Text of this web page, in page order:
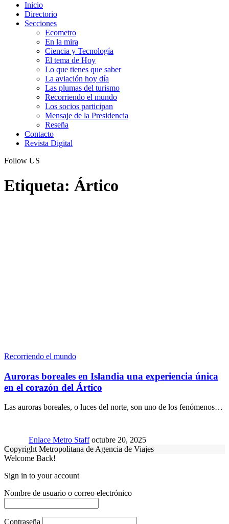
Inicio
Directorio
Secciones
Ecometro
En la mira
Ciencia y Tecnología
El tema de Hoy
Lo que tienes que saber
La aviación hoy día
Las plumas del turismo
Recorriendo el mundo
Los socios participan
Mensaje de la Presidencia
Reseña
Contacto
Revista Digital
Follow US
Etiqueta: Ártico
Recorriendo el mundo
Auroras boreales en Islandia una experiencia única
en el corazón del Ártico
Las auroras boreales, o luces del norte, son uno de los fenómenos…
Enlace Metro Staff octubre 20, 2025
Copyright Metropolitana de Agencia de Viajes
Welcome Back!
Sign in to your account
Nombre de usuario o correo electrónico
Contraseña